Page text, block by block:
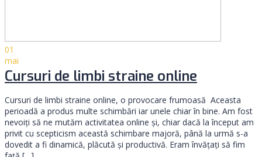
01
mai
Cursuri de limbi straine online
Cursuri de limbi straine online, o provocare frumoasă Aceasta
perioadă a produs multe schimbări iar unele chiar în bine. Am fost
nevoiți să ne mutăm activitatea online şi, chiar dacă la început am
privit cu scepticism această schimbare majoră, până la urmă s-a
dovedit a fi dinamică, plăcută şi productivă. Eram învățați să fim